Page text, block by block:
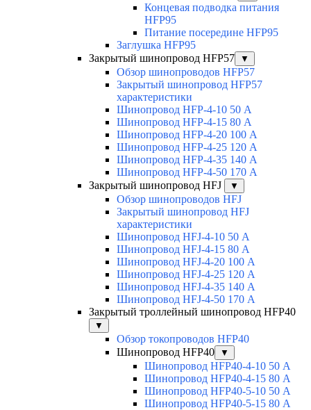
Концевая подводка питания
HFP95
Питание посередине HFP95
Заглушка HFP95
Закрытый шинопровод HFP57
▼
Обзор шинопроводов HFP57
Закрытый шинопровод HFP57
характеристики
Шинопровод HFP-4-10 50 А
Шинопровод HFP-4-15 80 А
Шинопровод HFP-4-20 100 А
Шинопровод HFP-4-25 120 А
Шинопровод HFP-4-35 140 А
Шинопровод HFP-4-50 170 А
Закрытый шинопровод HFJ
▼
Обзор шинопроводов HFJ
Закрытый шинопровод HFJ
характеристики
Шинопровод HFJ-4-10 50 А
Шинопровод HFJ-4-15 80 А
Шинопровод HFJ-4-20 100 А
Шинопровод HFJ-4-25 120 А
Шинопровод HFJ-4-35 140 А
Шинопровод HFJ-4-50 170 А
Закрытый троллейный шинопровод HFP40
▼
Обзор токопроводов HFP40
Шинопровод HFP40
▼
Шинопровод HFP40-4-10 50 А
Шинопровод HFP40-4-15 80 А
Шинопровод HFP40-5-10 50 А
Шинопровод HFP40-5-15 80 А